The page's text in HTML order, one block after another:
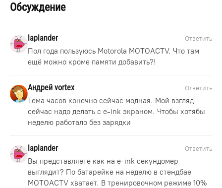
Обсуждение
laplander Ответить
Пол года пользуюсь Motorola MOTOACTV. Что там
ещё можно кроме памяти добавить?!
Андрей vortex Ответить
Тема часов конечно сейчас модная. Мой взгляд
сейчас надо делать с e-ink экраном. Чтобы хотябы
неделю работало без зарядки
laplander Ответить
Вы представляете как на e-ink секундомер
выглядит? По батарейке на неделю в стендбае
MOTOACTV хватает. В тренировочном режиме 10%